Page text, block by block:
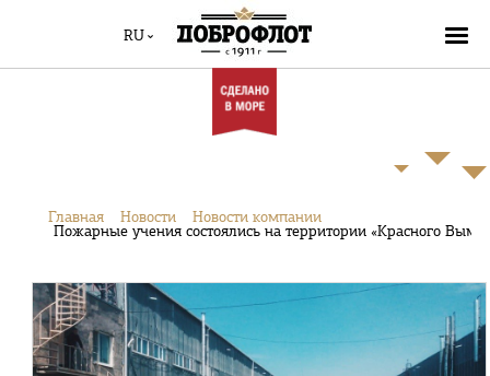
RU
Главная Новости
Новости компании
Пожарные учения состоялись на территории «Красного